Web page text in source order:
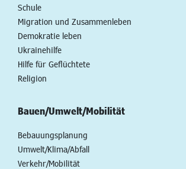
Schule
Migration und Zusammenleben
Demokratie leben
Ukrainehilfe
Hilfe für Geflüchtete
Religion
Bauen/Umwelt/Mobilität
Bebauungsplanung
Umwelt/Klima/Abfall
Verkehr/Mobilität